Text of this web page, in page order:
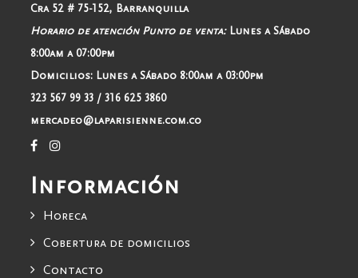
Cra 52 # 75-152, Barranquilla
Horario de atención Punto de venta:Lunes a Sábado
8:00am a 07:00pm
Domicilios:Lunes a Sábado 8:00am a 03:00pm
323 567 99 33 / 316 625 3860
mercadeo@laparisienne.com.co
Información
Horeca
Cobertura de domicilios
Contacto